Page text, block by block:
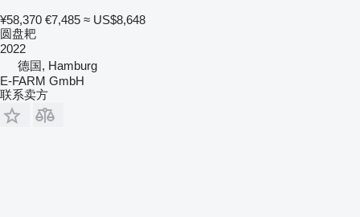
¥58,370 €7,485 ≈ US$8,648
圆盘耙
2022
德国, Hamburg
E-FARM GmbH
联系卖方